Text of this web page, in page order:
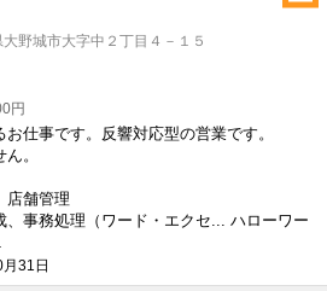
野城市大字中２丁目４－１５
円
仕事です。反響対応型の営業です。
。
店舗管理
、事務処理（ワード・エクセ... ハローワー
31日